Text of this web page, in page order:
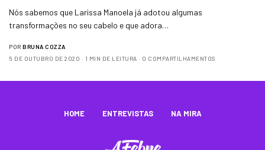
Nós sabemos que Larissa Manoela já adotou algumas
transformações no seu cabelo e que adora…
POR BRUNA COZZA
5 DE OUTUBRO DE 2020
1 MIN DE LEITURA 0 COMPARTILHAMENTOS
HOME ENTREVISTAS NA MIRA